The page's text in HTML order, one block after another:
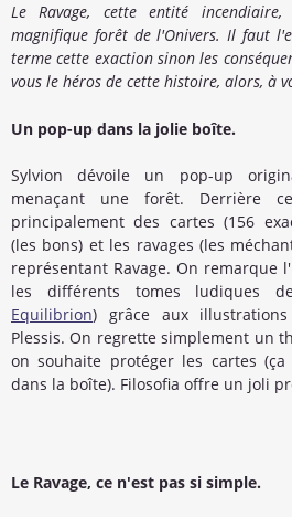
Le Ravage, cette entité
magnifique forêt de l'Onivers. Il faut
terme cette exaction sinon les
vous le héros de cette histoire, alors, à
Un pop-up dans la jolie boîte.
Sylvion dévoile un pop-up
menaçant une forêt. Derrière
principalement des cartes (156
(les bons) et les ravages (les
représentant Ravage. On remarque
les différents tomes ludiques
Equilibrion) grâce aux
Plessis. On regrette simplement un
on souhaite protéger les cartes
dans la boîte). Filosofia offre un joli
Le Ravage, ce n'est pas si simple.